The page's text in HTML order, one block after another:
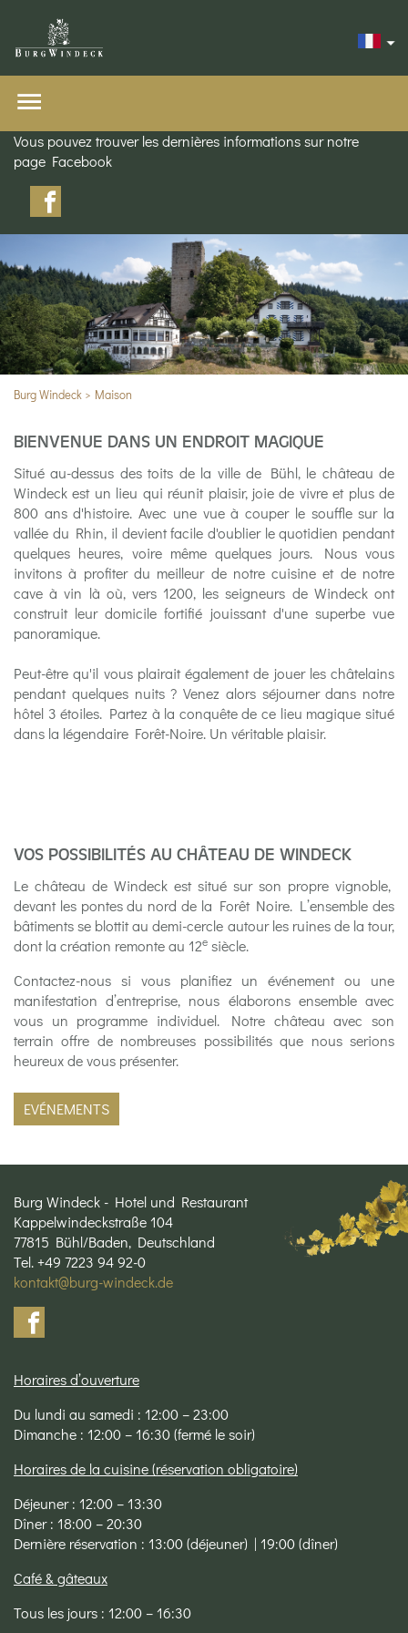
Vous pouvez trouver les dernières informations sur notre
page Facebook
Partez à la conquête de ce lieu magique situé
Burg Windeck Maison
BIENVENUE DANS UN ENDROIT MAGIQUE
Situé au-dessus des toits de la ville de Bühl, le château de
Windeck est un lieu qui réunit plaisir, joie de vivre et plus de
800 ans d'histoire. Avec une vue à couper le souffle sur la
vallée du Rhin, il devient facile d'oublier le quotidien pendant
quelques heures, voire même quelques jours. Nous vous
invitons à profiter du meilleur de notre cuisine et de notre
cave à vin là où, vers 1200, les seigneurs de Windeck ont
construit leur domicile fortifié jouissant d'une superbe vue
panoramique.
Peut-être qu'il vous plairait également de jouer les châtelains
pendant quelques nuits ? Venez alors séjourner dans notre
hôtel 3 étoiles. Partez à la conquête de ce lieu magique situé
dans la légendaire Forêt-Noire. Un véritable plaisir.
VOS POSSIBILITÉS AU CHÂTEAU DE WINDECK
Le château de Windeck est situé sur son propre vignoble,
devant les pontes du nord de la Forêt Noire. L’ensemble des
bâtiments se blottit au demi-cercle autour les ruines de la tour,
dont la création remonte au 12e siècle.
Contactez-nous si vous planifiez un événement ou une
manifestation d’entreprise, nous élaborons ensemble avec
vous un programme individuel. Notre château avec son
terrain offre de nombreuses possibilités que nous serions
heureux de vous présenter.
EVÉNEMENTS
Burg Windeck - Hotel und Restaurant
Kappelwindeckstraße 104
77815 Bühl/Baden, Deutschland
Tel. +49 7223 94 92-0
kontakt@burg-windeck.de
Horaires d’ouverture
Du lundi au samedi : 12:00 – 23:00
Dimanche : 12:00 – 16:30 (fermé le soir)
Horaires de la cuisine (réservation obligatoire)
Déjeuner : 12:00 – 13:30
Dîner : 18:00 – 20:30
Dernière réservation : 13:00 (déjeuner) | 19:00 (dîner)
Café & gâteaux
Tous les jours : 12:00 – 16:30